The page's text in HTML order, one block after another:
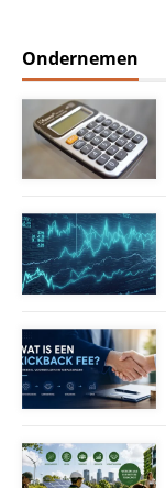
Ondernemen